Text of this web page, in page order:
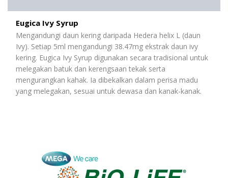
Eugica Ivy Syrup
Mengandungi daun kering daripada Hedera helix L (daun
Ivy). Setiap 5ml mengandungi 38.47mg ekstrak daun ivy
kering. Eugica Ivy Syrup digunakan secara tradisional untuk
melegakan batuk dan kerengsaan tekak serta
mengurangkan kahak. Ia dibekalkan dalam perisa madu
yang melegakan, sesuai untuk dewasa dan kanak-kanak.